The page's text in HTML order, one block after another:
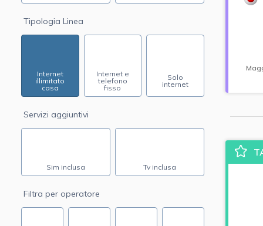
Tipologia Linea
Internet
illimitato
casa
Internet e
telefono
fisso
Solo
internet
Servizi aggiuntivi
Sim inclusa Tv inclusa
Filtra per operatore